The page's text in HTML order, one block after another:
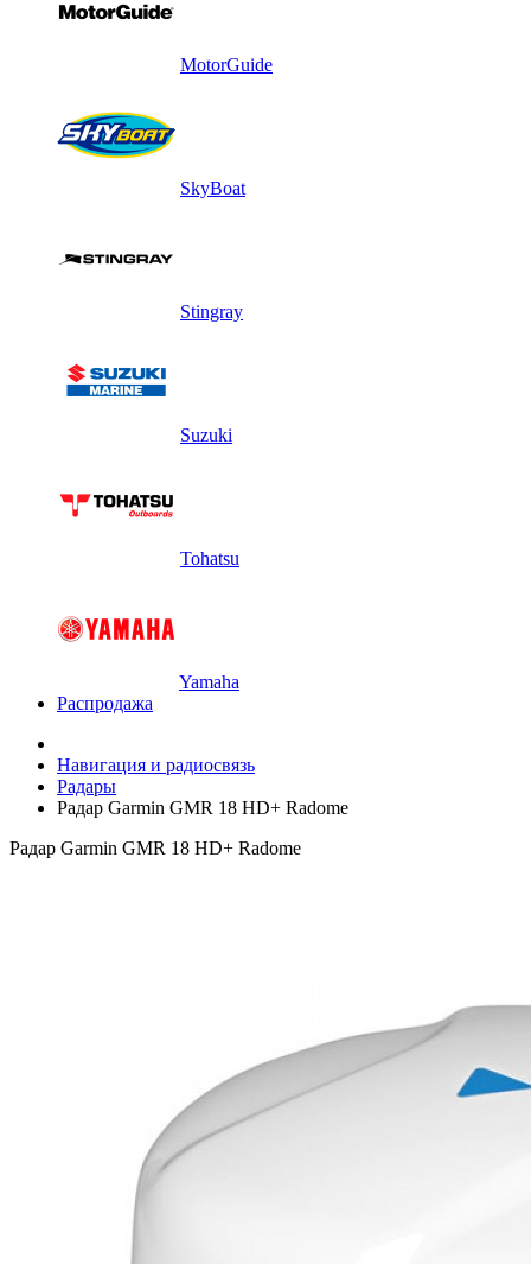
MotorGuide
SkyBoat
Stingray
Suzuki
Tohatsu
Yamaha
Распродажа
Навигация и радиосвязь
Радары
Радар Garmin GMR 18 HD+ Radome
Радар Garmin GMR 18 HD+ Radome